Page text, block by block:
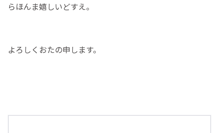
らほんま嬉しいどすえ。
よろしくおたの申します。